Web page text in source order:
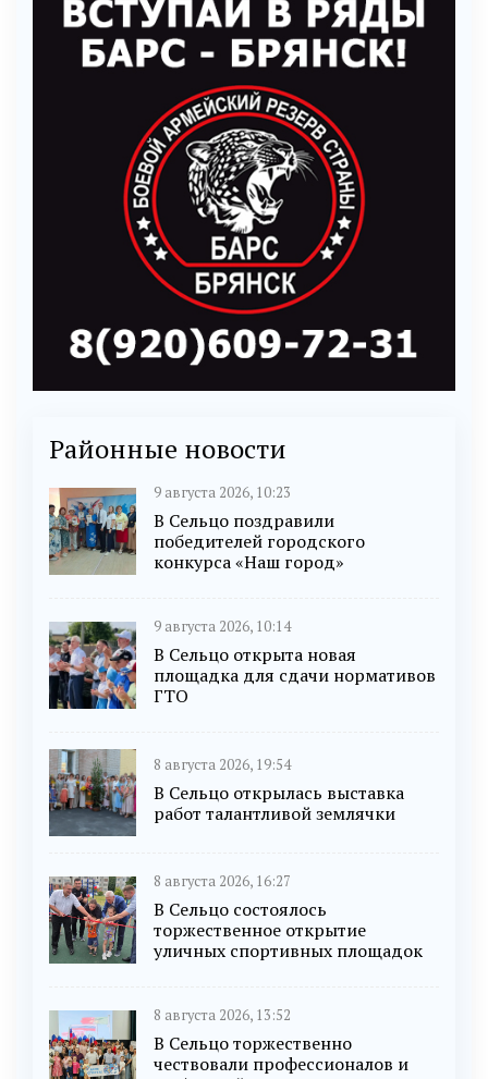
Районные новости
9 августа 2026, 10:23
В Сельцо поздравили
победителей городского
конкурса «Наш город»
9 августа 2026, 10:14
В Сельцо открыта новая
площадка для сдачи нормативов
ГТО
8 августа 2026, 19:54
В Сельцо открылась выставка
работ талантливой землячки
8 августа 2026, 16:27
В Сельцо состоялось
торжественное открытие
уличных спортивных площадок
8 августа 2026, 13:52
В Сельцо торжественно
чествовали профессионалов и